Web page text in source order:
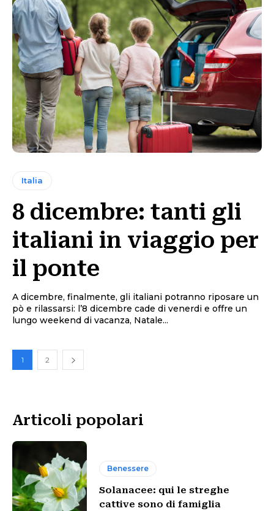
Italia
8 dicembre: tanti gli
italiani in viaggio per
il ponte
A dicembre, finalmente, gli italiani potranno riposare un
pò e rilassarsi: l’8 dicembre cade di venerdi e offre un
lungo weekend di vacanza, Natale...
1 2
Articoli popolari
Benessere
Solanacee: qui le streghe
cattive sono di famiglia